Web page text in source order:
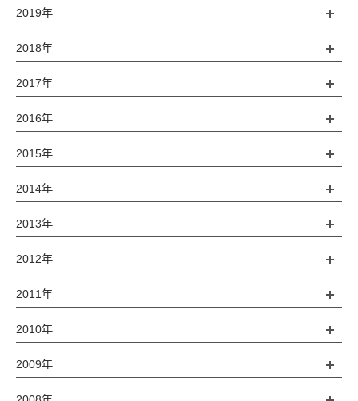
2019年
2018年
2017年
2016年
2015年
2014年
2013年
2012年
2011年
2010年
2009年